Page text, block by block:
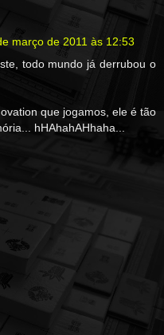
março de 2011 às 12:53
todo mundo já derrubou o
que jogamos, ele é tão
hHAhahAHhaha...